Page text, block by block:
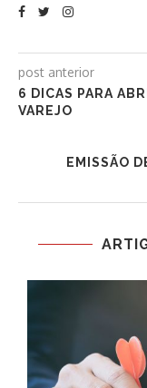
post anterior
6 DICAS PARA
VAREJO
EMISSÃO